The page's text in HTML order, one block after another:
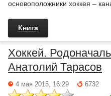
основоположники хоккея –
Книга
Хоккей.
Анатолий Тарасов
4 мая 2015, 16:29 6732